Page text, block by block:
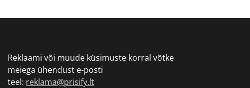
Reklaami või muude küsimuste korral võtke
meiega ühendust e-posti
teel: reklama@prisify.lt